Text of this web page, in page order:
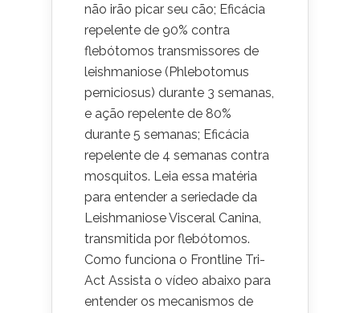
não irão picar seu cão; Eficácia
repelente de 90% contra
flebótomos transmissores de
leishmaniose (Phlebotomus
perniciosus) durante 3 semanas,
e ação repelente de 80%
durante 5 semanas; Eficácia
repelente de 4 semanas contra
mosquitos. Leia essa matéria
para entender a seriedade da
Leishmaniose Visceral Canina,
transmitida por flebótomos.
Como funciona o Frontline Tri-
Act Assista o vídeo abaixo para
entender os mecanismos de